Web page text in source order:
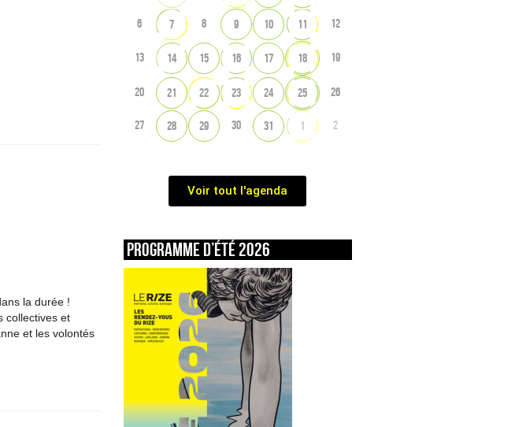
la durée !
collectives et
et les volontés
6 7 8 9 10 11 12
13 14 15 16 17 18 19
20 21 22 23 24 25 26
27 28 29 30 31 1 2
Voir tout l'agenda
Programme d’été 2026